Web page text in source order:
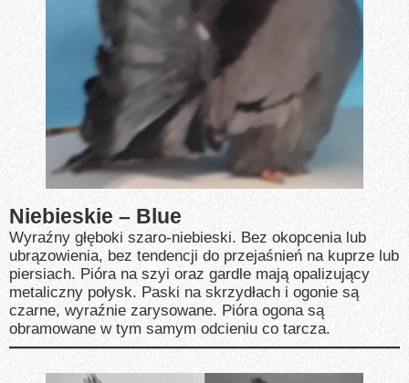
Niebieskie – Blue
Wyraźny głęboki szaro-niebieski. Bez okopcenia lub
ubrązowienia, bez tendencji do przejaśnień na kuprze lub
piersiach. Pióra na szyi oraz gardle mają opalizujący
metaliczny połysk. Paski na skrzydłach i ogonie są
czarne, wyraźnie zarysowane. Pióra ogona są
obramowane w tym samym odcieniu co tarcza.